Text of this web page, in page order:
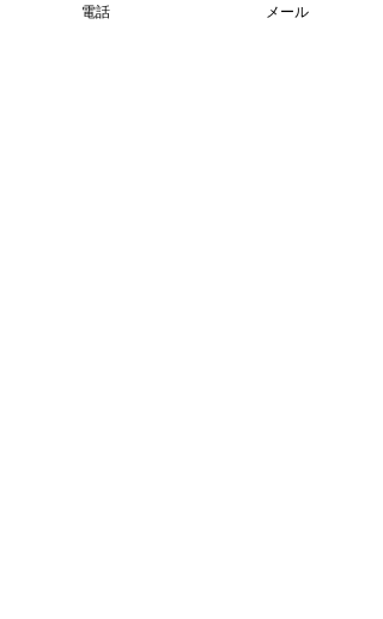
電話 メール